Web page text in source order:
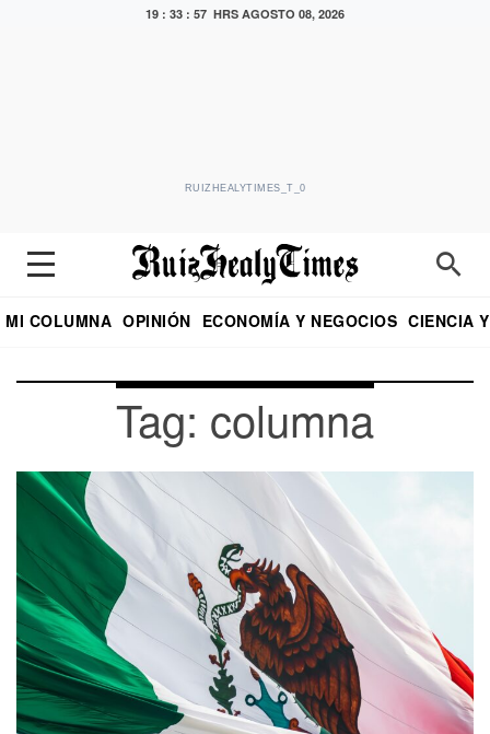
19 : 33 : 58 HRS AGOSTO 08, 2026
RUIZHEALYTIMES_T_0
MI COLUMNA OPINIÓN ECONOMÍA Y NEGOCIOS CIENCIA
Tag: columna